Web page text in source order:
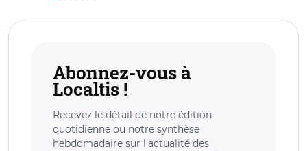
Abonnez-vous à
Localtis !
Recevez le détail de notre édition
quotidienne ou notre synthèse
hebdomadaire sur l’actualité des